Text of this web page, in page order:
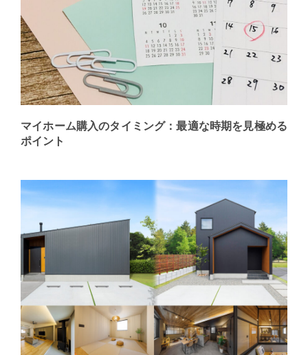
マイホーム購入のタイミング：最適な時期を見極める
ポイント